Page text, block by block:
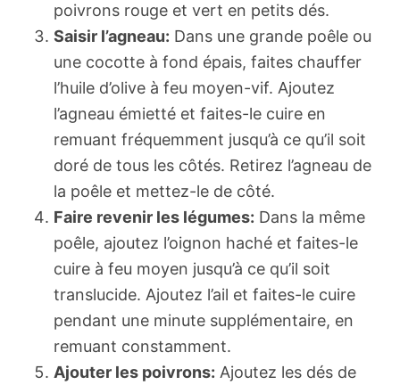
poivrons rouge et vert en petits dés.
Saisir l’agneau: Dans une grande poêle ou
une cocotte à fond épais, faites chauffer
l’huile d’olive à feu moyen-vif. Ajoutez
l’agneau émietté et faites-le cuire en
remuant fréquemment jusqu’à ce qu’il soit
doré de tous les côtés. Retirez l’agneau de
la poêle et mettez-le de côté.
Faire revenir les légumes: Dans la même
poêle, ajoutez l’oignon haché et faites-le
cuire à feu moyen jusqu’à ce qu’il soit
translucide. Ajoutez l’ail et faites-le cuire
pendant une minute supplémentaire, en
remuant constamment.
Ajouter les poivrons: Ajoutez les dés de